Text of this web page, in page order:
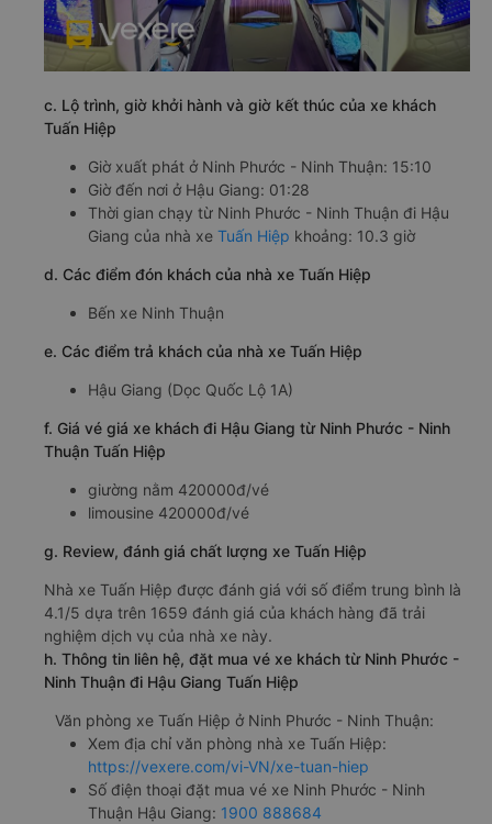
c. Lộ trình, giờ khởi hành và giờ kết thúc của xe khách
Tuấn Hiệp
Giờ xuất phát ở Ninh Phước - Ninh Thuận: 15:10
Giờ đến nơi ở Hậu Giang: 01:28
Thời gian chạy từ Ninh Phước - Ninh Thuận đi Hậu
Giang của nhà xe Tuấn Hiệp khoảng: 10.3 giờ
d. Các điểm đón khách của nhà xe Tuấn Hiệp
Bến xe Ninh Thuận
e. Các điểm trả khách của nhà xe Tuấn Hiệp
Hậu Giang (Dọc Quốc Lộ 1A)
f. Giá vé giá xe khách đi Hậu Giang từ Ninh Phước - Ninh
Thuận Tuấn Hiệp
giường nằm 420000đ/vé
limousine 420000đ/vé
g. Review, đánh giá chất lượng xe Tuấn Hiệp
Nhà xe Tuấn Hiệp được đánh giá với số điểm trung bình là
4.1/5 dựa trên 1659 đánh giá của khách hàng đã trải
nghiệm dịch vụ của nhà xe này.
h. Thông tin liên hệ, đặt mua vé xe khách từ Ninh Phước -
Ninh Thuận đi Hậu Giang Tuấn Hiệp
Văn phòng xe Tuấn Hiệp ở Ninh Phước - Ninh Thuận:
Xem địa chỉ văn phòng nhà xe Tuấn Hiệp:
https://vexere.com/vi-VN/xe-tuan-hiep
Số điện thoại đặt mua vé xe Ninh Phước - Ninh
Thuận Hậu Giang: 1900 888684